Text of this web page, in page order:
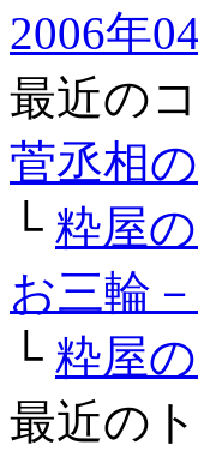
2006年
最近の
菅丞相
└ 粋屋
お三輪
└ 粋屋
最近の